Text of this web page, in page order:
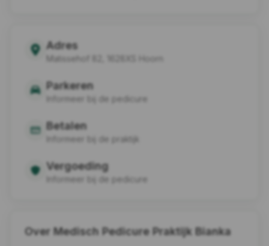
Adres
Matissehof 82, 1628XS Hoorn
Parkeren
Informeer bij de pedicure
Betalen
Informeer bij de praktijk
Vergoeding
Informeer bij de pedicure
Over Medisch Pedicure Praktijk Bianka